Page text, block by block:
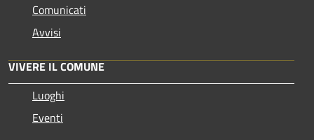
Comunicati
Avvisi
VIVERE IL COMUNE
Luoghi
Eventi